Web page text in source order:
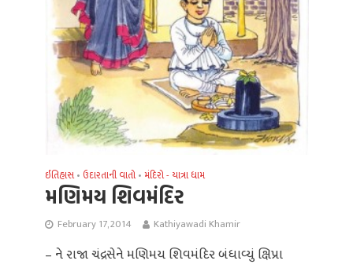
ઈતિહાસ • ઉદારતાની વાતો • મંદિરો - યાત્રા ધામ
મણિમય શિવમંદિર
February 17, 2014 Kathiyawadi Khamir
– ને રાજા ચંદ્રસેને મણિમય શિવમંદિર બંધાવ્યું ક્ષિપ્રા